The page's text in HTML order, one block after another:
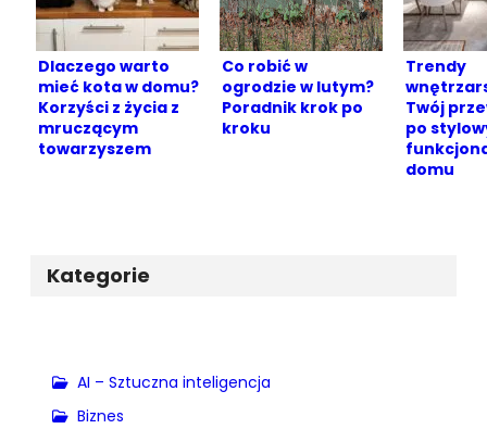
Dlaczego warto
mieć kota w domu?
Korzyści z życia z
mruczącym
towarzyszem
Co robić w
ogrodzie w lutym?
Poradnik krok po
kroku
Trendy
Twój
po
domu
Kategorie
AI – Sztuczna inteligencja
Biznes